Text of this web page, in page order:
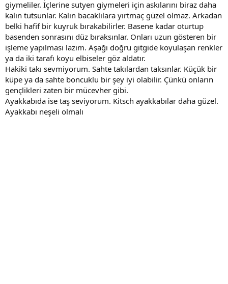
giymeliler. İçlerine sutyen giymeleri için askılarını biraz daha
kalın tutsunlar. Kalın bacaklılara yırtmaç güzel olmaz. Arkadan
belki hafif bir kuyruk bırakabilirler. Basene kadar oturtup
basenden sonrasını düz bıraksınlar. Onları uzun gösteren bir
işleme yapılması lazım. Aşağı doğru gitgide koyulaşan renkler
ya da iki tarafı koyu elbiseler göz aldatır.
Hakiki takı sevmiyorum. Sahte takılardan taksınlar. Küçük bir
küpe ya da sahte boncuklu bir şey iyi olabilir. Çünkü onların
gençlikleri zaten bir mücevher gibi.
Ayakkabıda ise taş seviyorum. Kitsch ayakkabılar daha güzel.
Ayakkabı neşeli olmalı